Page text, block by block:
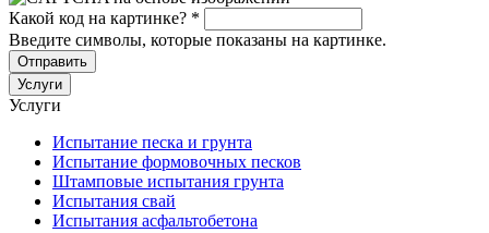
Какой код на картинке? *
Введите символы, которые показаны на картинке.
Услуги
Услуги
Испытание песка и грунта
Испытание формовочных песков
Штамповые испытания грунта
Испытания свай
Испытания асфальтобетона